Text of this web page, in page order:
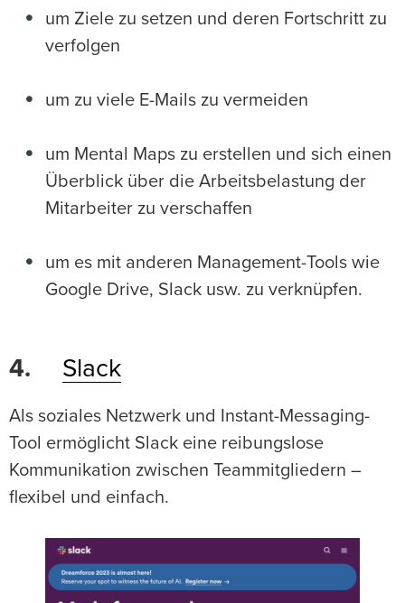
um Ziele zu setzen und deren Fortschritt zu
verfolgen
um zu viele E-Mails zu vermeiden
um Mental Maps zu erstellen und sich einen
Überblick über die Arbeitsbelastung der
Mitarbeiter zu verschaffen
um es mit anderen Management-Tools wie
Google Drive, Slack usw. zu verknüpfen.
4. Slack
Als soziales Netzwerk und Instant-Messaging-
Tool ermöglicht Slack eine reibungslose
Kommunikation zwischen Teammitgliedern –
flexibel und einfach.